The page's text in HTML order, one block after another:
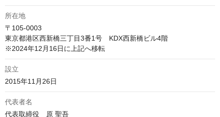
所在地
〒105-0003
東京都港区西新橋三丁目3番1号　KDX西新橋ビル4階
設立
2015年11月26日
代表者名
代表取締役　原 聖吾